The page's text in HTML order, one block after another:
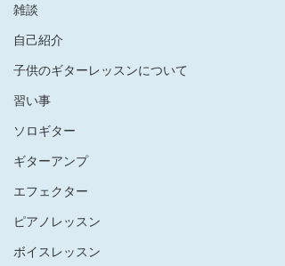
雑談
自己紹介
子供のギターレッスンについて
習い事
ソロギター
ギターアンプ
エフェクター
ピアノレッスン
ボイスレッスン